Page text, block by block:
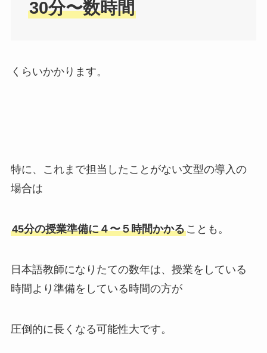
30分〜数時間
くらいかかります。
特に、これまで担当したことがない文型の導入の
場合は
45分の授業準備に４〜５時間かかることも。
日本語教師になりたての数年は、授業をしている
時間より準備をしている時間の方が
圧倒的に長くなる可能性大です。